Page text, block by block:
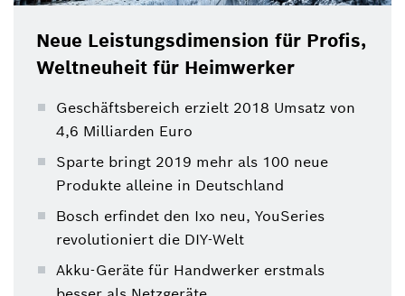
Neue Leistungsdimension für Profis,
Weltneuheit für Heimwerker
Geschäftsbereich erzielt 2018 Umsatz von
4,6 Milliarden Euro
Sparte bringt 2019 mehr als 100 neue
Produkte alleine in Deutschland
Bosch erfindet den Ixo neu, YouSeries
revolutioniert die DIY-Welt
Akku-Geräte für Handwerker erstmals